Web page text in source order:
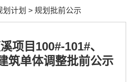
划计划 > 规划批前公示
项目100#-101#、
筑单体调整批前公示